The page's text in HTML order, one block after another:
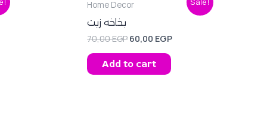
Home Decor
بخاخه زيت
70,00EGP
price
60,00 EGP
price
Add to cart